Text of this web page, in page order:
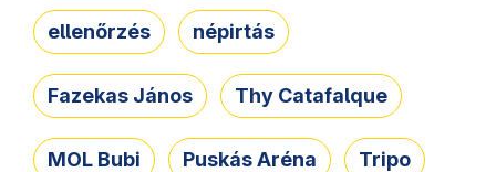
ellenőrzés népirtás
Fazekas János Thy Catafalque
MOL Bubi Puskás Aréna Tripo